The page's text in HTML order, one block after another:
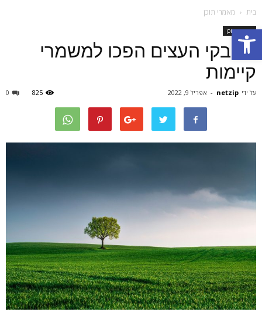
Open toolbar
בית מאמרי תוכן
מאמרי תוכן
מחבקי העצים הפכו למשמרי
קיימות
על ידי netzip
- אפריל 9, 2022 0 825